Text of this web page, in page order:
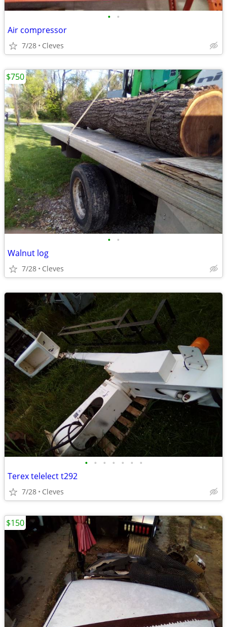
• •
Air compressor
7/28 Cleves
• •
Walnut log
7/28 Cleves
$750
• • • • • • •
Terex telelect t292
7/28 Cleves
$150